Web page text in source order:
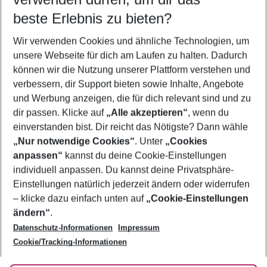
5-8 Nächte
2 Erwachsene Keine Kinder
Mehr Filter anzeigen
Footer
Footer navigation
Über uns
AGB
Bestpreisgarantie
Cookie-Einstellungen ändern
Cookie-Richtlinie
Agenturbetreuung
Barrierefreies Reisen
Folge uns
beste Erlebnis zu bieten?
Wir verwenden Cookies und ähnliche Technologien, um
unsere Webseite für dich am Laufen zu halten. Dadurch
können wir die Nutzung unserer Plattform verstehen und
verbessern, dir Support bieten sowie Inhalte, Angebote
und Werbung anzeigen, die für dich relevant sind und zu
dir passen. Klicke auf „Alle akzeptieren“, wenn du
einverstanden bist. Dir reicht das Nötigste? Dann wähle
„Nur notwendige Cookies“. Unter „Cookies
anpassen“ kannst du deine Cookie-Einstellungen
individuell anpassen. Du kannst deine Privatsphäre-
Einstellungen natürlich jederzeit ändern oder widerrufen
– klicke dazu einfach unten auf „Cookie-Einstellungen
ändern“.
Datenschutz-Informationen
Impressum
Cookie/Tracking-Informationen